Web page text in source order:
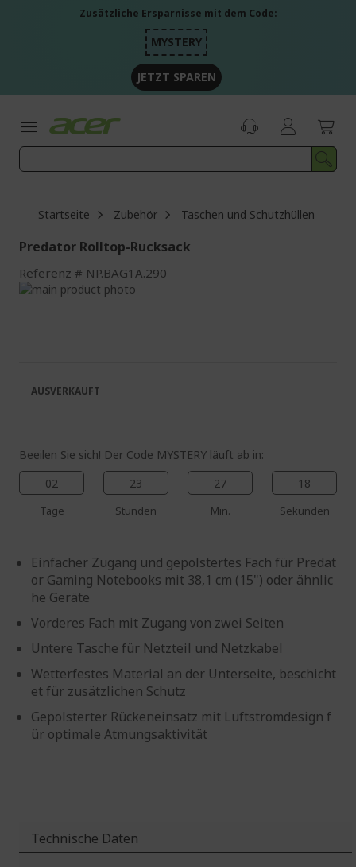
Zusätzliche Ersparnisse mit dem Code:
MYSTERY
JETZT SPAREN
Startseite Zubehör Taschen und Schutzhüllen
Predator Rolltop-Rucksack
Referenz NP.BAG1A.290
Zum
Beeilen Sie sich! Der Code MYSTERY läuft ab in:
02
Tage
23
Stunden
27
Min.
18
Sekunden
Einfacher Zugang und gepolstertes Fach für Predat
or Gaming Notebooks mit 38,1 cm (15") oder ähnlic
he Geräte
Vorderes Fach mit Zugang von zwei Seiten
Untere Tasche für Netzteil und Netzkabel
Wetterfestes Material an der Unterseite, beschicht
et für zusätzlichen Schutz
Gepolsterter Rückeneinsatz mit Luftstromdesign f
ür optimale Atmungsaktivität
AUSVERKAUFT
Technische Daten